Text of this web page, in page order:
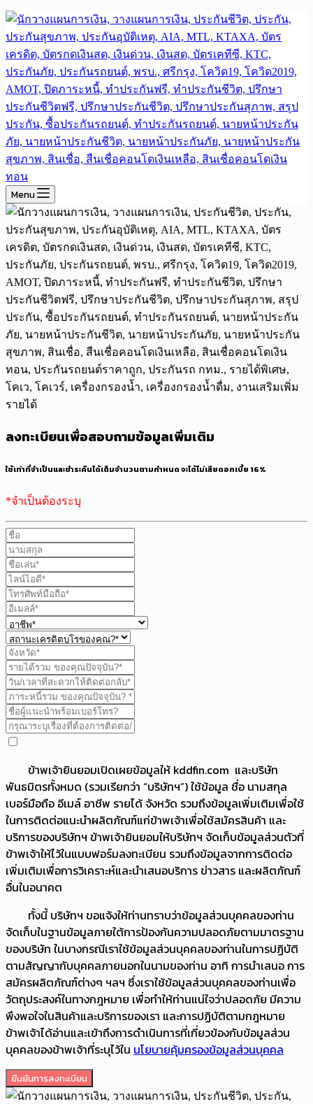
Menu
ลงทะเบียนเพื่อสอบถามข้อมูลเพิ่มเติม
ใช้เท่าที่จำเป็นและชำระคืนได้เต็มจำนวนตามกำหนด จะได้ไม่เสียดอกเบี้ย 16%
*จำเป็นต้องระบุ
ข้าพเจ้ายินยอมเปิดเผยข้อมูลให้ kddfin.com และบริษัท
พันธมิตรทั้งหมด (รวมเรียกว่า “บริษัทฯ”) ใช้ข้อมูล ชื่อ นามสกุล
เบอร์มือถือ อีเมล์ อาชีพ รายได้ จังหวัด รวมถึงข้อมูลเพิ่มเติมเพื่อใช้
ในการติดต่อแนะนำผลิตภัณฑ์แก่ข้าพเจ้าเพื่อใช้สมัครสินค้า และ
บริการของบริษัทฯ ข้าพเจ้ายินยอมให้บริษัทฯ จัดเก็บข้อมูลส่วนตัวที่
ข้าพเจ้าให้ไว้ในแบบฟอร์มลงทะเบียน รวมถึงข้อมูลจากการติดต่อ
เพิ่มเติมเพื่อการวิเคราะห์และนำเสนอบริการ ข่าวสาร และผลิตภัณฑ์
อื่นในอนาคต
ทั้งนี้ บริษัทฯ ขอแจ้งให้ท่านทราบว่าข้อมูลส่วนบุคคลของท่าน
จัดเก็บในฐานข้อมูลภายใต้การป้องกันความปลอดภัยตามมาตรฐาน
ของบริษัท ในบางกรณีเราใช้ข้อมูลส่วนบุคคลของท่านในการปฏิบัติ
ตามสัญญากับบุคคลภายนอกในนามของท่าน อาทิ การนำเสนอ การ
สมัครผลิตภัณฑ์ต่างๆ ฯลฯ ซึ่งเราใช้ข้อมูลส่วนบุคคลของท่านเพื่อ
วัตถุประสงค์ในทางกฎหมาย เพื่อทำให้ท่านแน่ใจว่าปลอดภัย มีความ
พึงพอใจในสินค้าและบริการของเรา และการปฏิบัติตามกฎหมาย
ข้าพเจ้าได้อ่านและเข้าถึงการดำเนินการที่เกี่ยวข้องกับข้อมูลส่วน
บุคคลของข้าพเจ้าที่ระบุไว้ใน นโยบายคุ้มครองข้อมูลส่วนบุคคล
ยืนยันการลงทะเบียน